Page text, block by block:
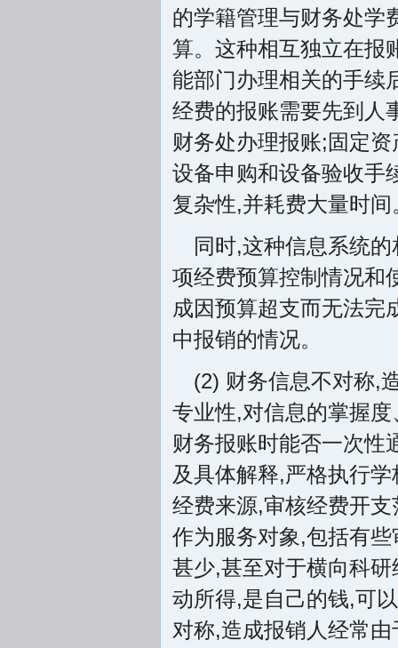
的学籍管理与财务处学
算。这种相互独立在报
能部门办理相关的手续
经费的报账需要先到人
财务处办理报账;固定
设备申购和设备验收手
复杂性,并耗费大量时间
同时,这种信息系统
项经费预算控制情况和
成因预算超支而无法完
中报销的情况。
(2) 财务信息不对称,
专业性,对信息的掌握
财务报账时能否一次性
及具体解释,严格执行
经费来源,审核经费开
作为服务对象,包括有
甚少,甚至对于横向科
动所得,是自己的钱,可
对称,造成报销人经常